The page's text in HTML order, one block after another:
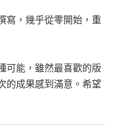
寫，幾乎從零開始，重
可能，雖然最喜歡的版
的成果感到滿意。希望